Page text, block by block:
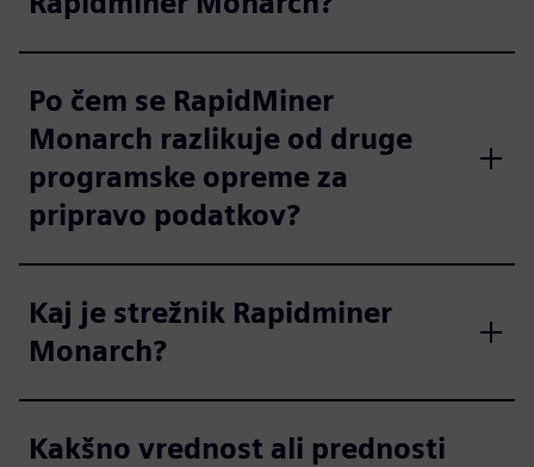
Po čem se RapidMiner
Monarch razlikuje od druge
programske opreme za
pripravo podatkov?
Kaj je strežnik Rapidminer
Monarch?
Kakšno vrednost ali prednosti